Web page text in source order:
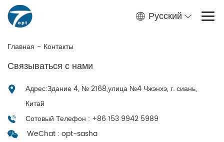
Русский
Главная - Контакты
Связываться с нами
Адрес:Здание 4, № 2168,улица №4 Чжэнхэ, г. сиань,
Китай
Сотовый Телефон : +86 153 9942 5989
WeChat : opt-sasha